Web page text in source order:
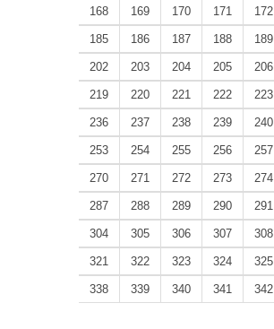
168 169 170 171 172
185 186 187 188 189
202 203 204 205 206
219 220 221 222 223
236 237 238 239 240
253 254 255 256 257
270 271 272 273 274
287 288 289 290 291
304 305 306 307 308
321 322 323 324 325
338 339 340 341 342